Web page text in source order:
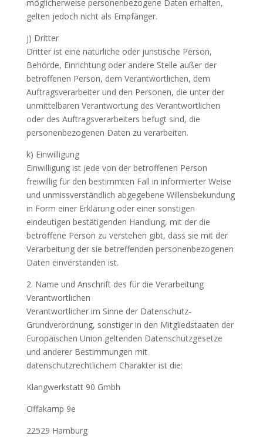
möglicherweise personenbezogene Daten erhalten,
gelten jedoch nicht als Empfänger.
j) Dritter
Dritter ist eine natürliche oder juristische Person,
Behörde, Einrichtung oder andere Stelle außer der
betroffenen Person, dem Verantwortlichen, dem
Auftragsverarbeiter und den Personen, die unter der
unmittelbaren Verantwortung des Verantwortlichen
oder des Auftragsverarbeiters befugt sind, die
personenbezogenen Daten zu verarbeiten.
k) Einwilligung
Einwilligung ist jede von der betroffenen Person
freiwillig für den bestimmten Fall in informierter Weise
und unmissverständlich abgegebene Willensbekundung
in Form einer Erklärung oder einer sonstigen
eindeutigen bestätigenden Handlung, mit der die
betroffene Person zu verstehen gibt, dass sie mit der
Verarbeitung der sie betreffenden personenbezogenen
Daten einverstanden ist.
2. Name und Anschrift des für die Verarbeitung
Verantwortlichen
Verantwortlicher im Sinne der Datenschutz-
Grundverordnung, sonstiger in den Mitgliedstaaten der
Europäischen Union geltenden Datenschutzgesetze
und anderer Bestimmungen mit
datenschutzrechtlichem Charakter ist die:
Klangwerkstatt 90 Gmbh
Offakamp 9e
22529 Hamburg